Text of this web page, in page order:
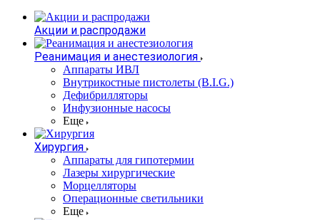
Акции и распродажи
Реанимация и анестезиология
Аппараты ИВЛ
Внутрикостные пистолеты (B.I.G.)
Дефибрилляторы
Инфузионные насосы
Еще
Хирургия
Аппараты для гипотермии
Лазеры хирургические
Морцелляторы
Операционные светильники
Еще